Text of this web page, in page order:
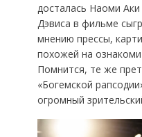
досталась Наоми
Дэвиса в фильме
мнению прессы,
похожей на
Помнится, те же
«Богемской
огромный